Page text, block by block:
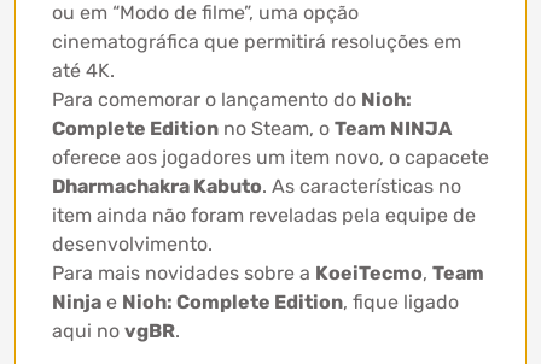
ou em “Modo de filme”, ​​uma opção
cinematográfica que permitirá resoluções em
até 4K.
Para comemorar o lançamento do Nioh:
Complete Edition no Steam, o Team NINJA
oferece aos jogadores um item novo, o capacete
Dharmachakra Kabuto. As características no
item ainda não foram reveladas pela equipe de
desenvolvimento.
Para mais novidades sobre a KoeiTecmo, Team
Ninja e Nioh: Complete Edition, fique ligado
aqui no vgBR.